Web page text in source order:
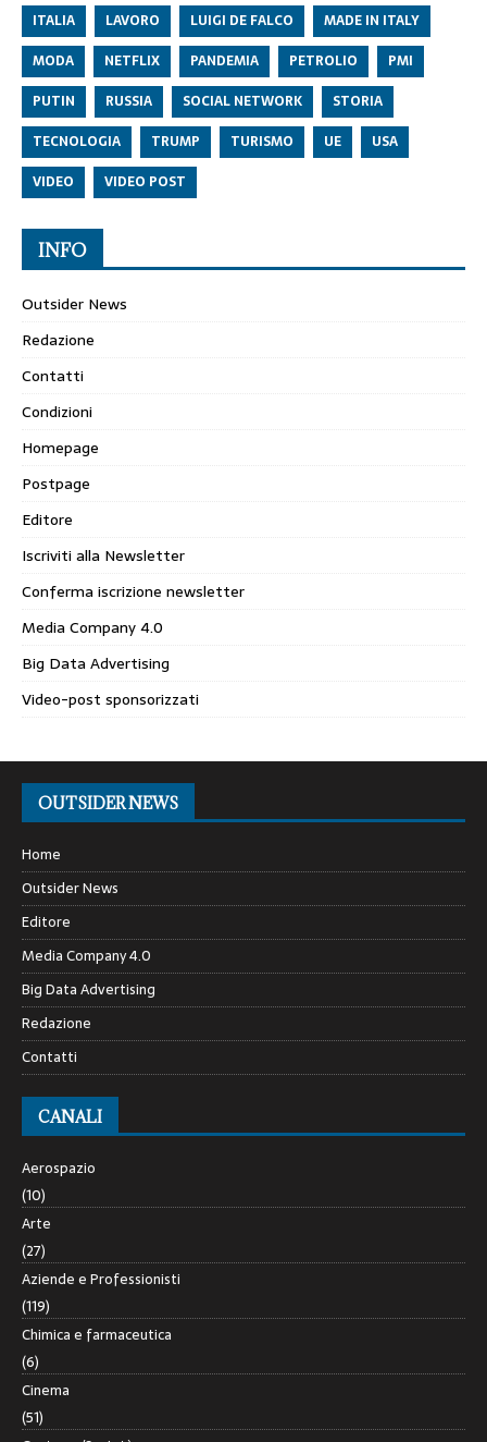
ITALIA LAVORO LUIGI DE FALCO
MADE IN ITALY
MODA
NETFLIX PANDEMIA PETROLIO
PMI
PUTIN
RUSSIA SOCIAL NETWORK
STORIA
TECNOLOGIA
TRUMP TURISMO UE
USA
VIDEO
VIDEO POST
INFO
Outsider News
Redazione
Contatti
Condizioni
Homepage
Postpage
Editore
Iscriviti alla Newsletter
Conferma iscrizione newsletter
Media Company 4.0
Big Data Advertising
Video-post sponsorizzati
OUTSIDER NEWS
Home
Outsider News
Editore
Media Company 4.0
Big Data Advertising
Redazione
Contatti
CANALI
Aerospazio
(10)
Arte
(27)
Aziende e Professionisti
(119)
Chimica e farmaceutica
(6)
Cinema
(51)